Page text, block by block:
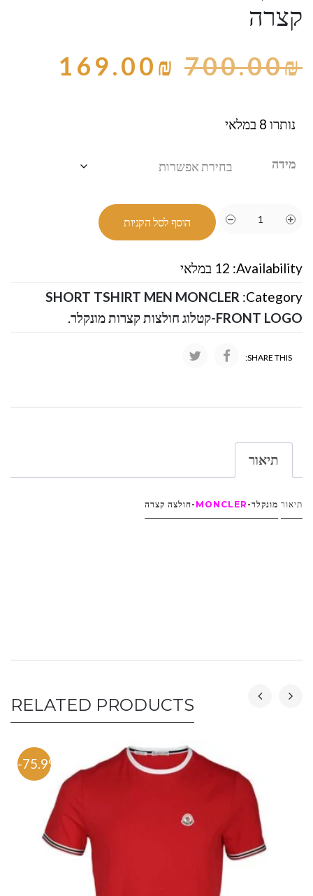
קצרה
700.00₪
169.00₪
נותרו 8 במלאי
מידה
הוסף לסל הקניות
Availability: 12 במלאי
Category:
SHORT TSHIRT MEN MONCLER
FRONT LOGO-קטלוג חולצות קצרות מונקלר
.
SHARE THIS:
תיאור
תיאור מונקלר- MONCLER -חולצה קצרה
RELATED PRODUCTS
-75.9%